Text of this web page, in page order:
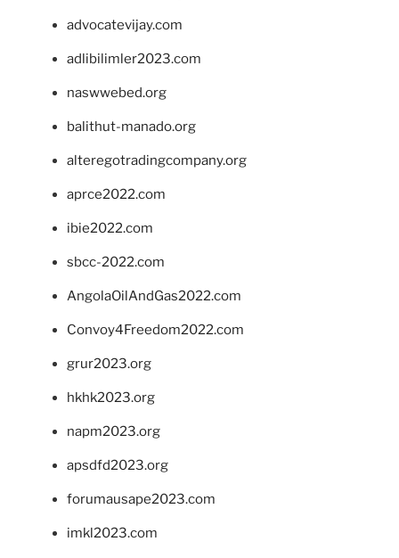
advocatevijay.com
adlibilimler2023.com
naswwebed.org
balithut-manado.org
alteregotradingcompany.org
aprce2022.com
ibie2022.com
sbcc-2022.com
AngolaOilAndGas2022.com
Convoy4Freedom2022.com
grur2023.org
hkhk2023.org
napm2023.org
apsdfd2023.org
forumausape2023.com
imkl2023.com